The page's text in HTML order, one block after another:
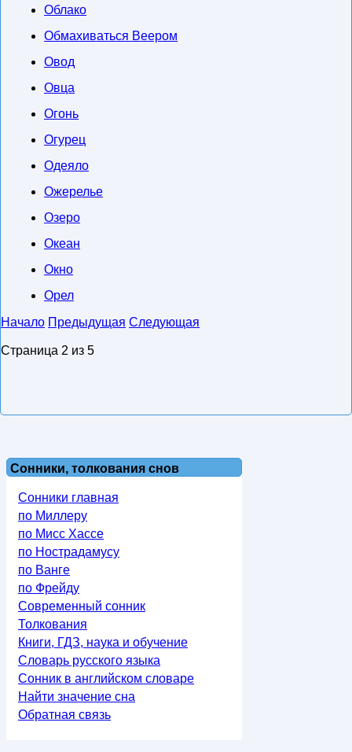
Облако
Обмахиваться Веером
Овод
Овца
Огонь
Огурец
Одеяло
Ожерелье
Озеро
Океан
Окно
Орел
Начало Предыдущая Следующая
Cтраница 2 из 5
Сонники, толкования снов
Сонники главная
по Миллеру
по Мисс Хассе
по Нострадамусу
по Ванге
по Фрейду
Современный сонник
Толкования
Книги, ГДЗ, наука и обучение
Словарь русского языка
Сонник в английском словаре
Найти значение сна
Обратная связь